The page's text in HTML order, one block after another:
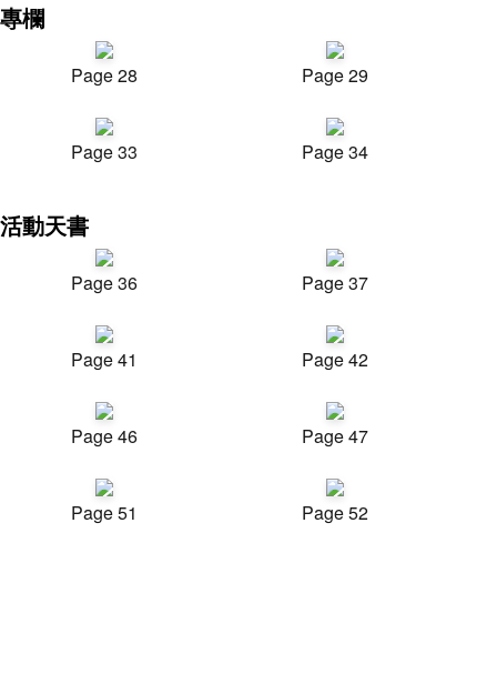
專欄
Page 28 Page 29
Page 33 Page 34
活動天書
Page 36 Page 37
Page 41 Page 42
Page 46 Page 47
Page 51 Page 52